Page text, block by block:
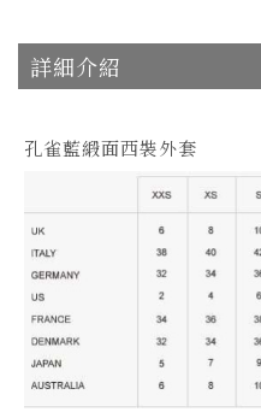
詳細介紹
孔雀藍緞面西裝外套